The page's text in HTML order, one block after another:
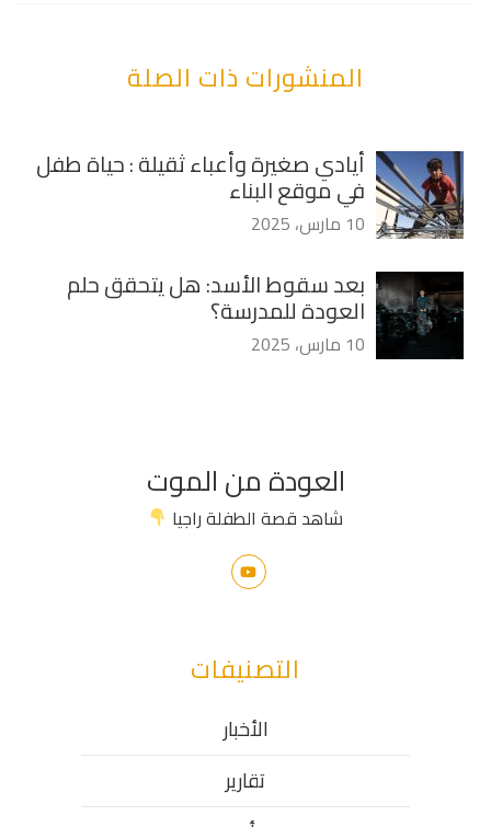
المنشورات ذات الصلة
أيادي صغيرة وأعباء ثقيلة : حياة طفل
في موقع البناء
10 مارس، 2025
بعد سقوط الأسد: هل يتحقق حلم
العودة للمدرسة؟
10 مارس، 2025
العودة من الموت
شاهد قصة الطفلة راجيا
التصنيفات
الأخبار
تقارير